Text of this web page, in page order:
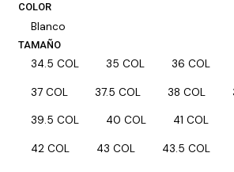
COLOR
Blanco
TAMAÑO
34.5 COL 35 COL 36 COL
37 COL 37.5 COL 38 COL
39.5 COL 40 COL 41 COL
42 COL 43 COL 43.5 COL